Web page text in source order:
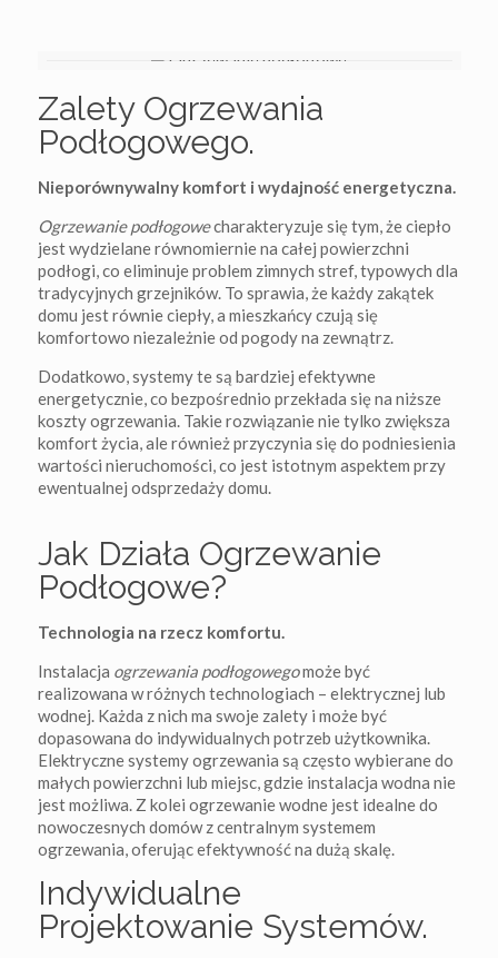
Zalety Ogrzewania
Podłogowego.
Nieporównywalny komfort i wydajność energetyczna.
Ogrzewanie podłogowecharakteryzuje się tym, że ciepło
jest wydzielane równomiernie na całej powierzchni
podłogi, co eliminuje problem zimnych stref, typowych dla
tradycyjnych grzejników. To sprawia, że każdy zakątek
domu jest równie ciepły, a mieszkańcy czują się
komfortowo niezależnie od pogody na zewnątrz.
Dodatkowo, systemy te są bardziej efektywne
energetycznie, co bezpośrednio przekłada się na niższe
koszty ogrzewania. Takie rozwiązanie nie tylko zwiększa
komfort życia, ale również przyczynia się do podniesienia
wartości nieruchomości, co jest istotnym aspektem przy
ewentualnej odsprzedaży domu.
Jak Działa Ogrzewanie
Podłogowe?
Technologia na rzecz komfortu.
Instalacja ogrzewania podłogowegomoże być
realizowana w różnych technologiach – elektrycznej lub
wodnej. Każda z nich ma swoje zalety i może być
dopasowana do indywidualnych potrzeb użytkownika.
Elektryczne systemy ogrzewania są często wybierane do
małych powierzchni lub miejsc, gdzie instalacja wodna nie
jest możliwa. Z kolei ogrzewanie wodne jest idealne do
nowoczesnych domów z centralnym systemem
ogrzewania, oferując efektywność na dużą skalę.
Indywidualne
Projektowanie Systemów.